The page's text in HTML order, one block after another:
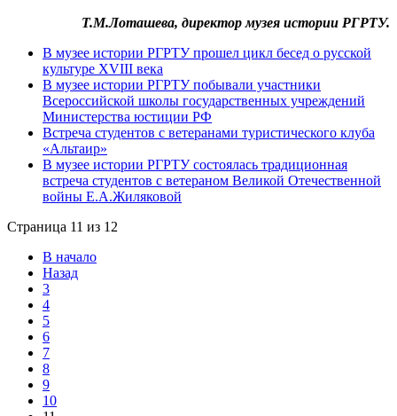
Т.М.Лоташева, директор музея истории РГРТУ.
В музее истории РГРТУ прошел цикл бесед о русской
культуре XVIII века
В музее истории РГРТУ побывали участники
Всероссийской школы государственных учреждений
Министерства юстиции РФ
Встреча студентов с ветеранами туристического клуба
«Альтаир»
В музее истории РГРТУ состоялась традиционная
встреча студентов с ветераном Великой Отечественной
войны Е.А.Жиляковой
Страница 11 из 12
В начало
Назад
3
4
5
6
7
8
9
10